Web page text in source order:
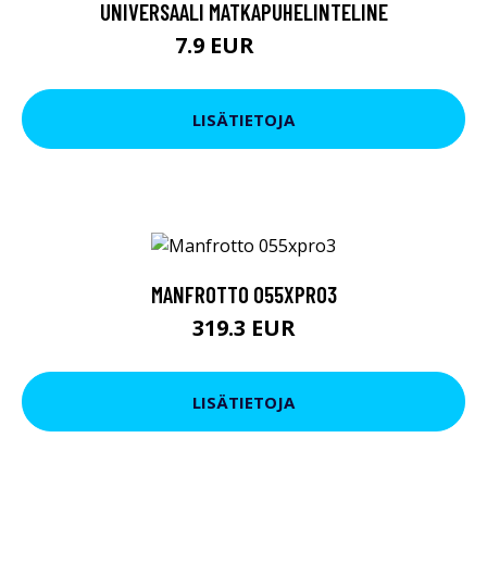
UNIVERSAALI MATKAPUHELINTELINE
7.9 EUR
LISÄTIETOJA
MANFROTTO 055XPRO3
319.3 EUR
LISÄTIETOJA